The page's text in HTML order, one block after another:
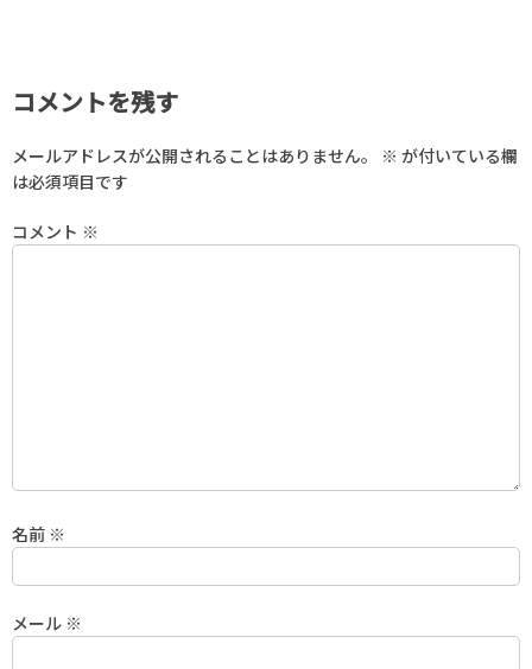
コメントを残す
メールアドレスが公開されることはありません。 ※ が付いている欄
は必須項目です
コメント ※
名前 ※
メール ※